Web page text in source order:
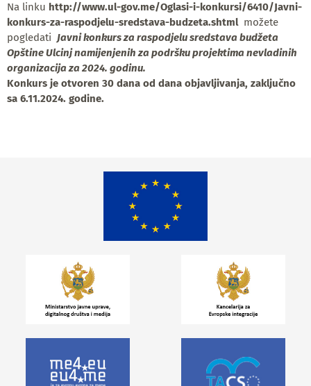
Na linku http://www.ul-gov.me/Oglasi-i-konkursi/6410/Javni-
konkurs-za-raspodjelu-sredstava-budzeta.shtmlmožete
pogledati Javni konkurs za raspodjelu sredstava budžeta
Opštine Ulcinj namijenjenih za podršku projektima nevladinih
organizacija za 2024. godinu.
Konkurs je otvoren 30 dana od dana objavljivanja, zaključno
sa 6.11.2024. godine.